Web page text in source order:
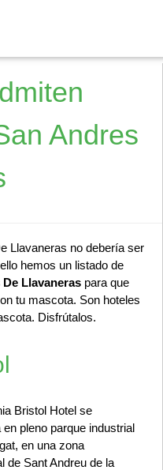
Andres
Llavaneras no debería ser
hemos un listado de
Llavaneras para que
tu mascota. Son hoteles
Disfrútalos.
Bristol Hotel se
en pleno parque industrial
en una zona
de Sant Andreu de la